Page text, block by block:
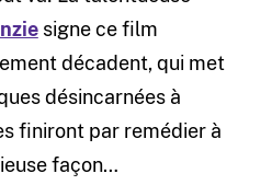
signe ce film
décadent, qui met
désincarnées à
finiront par remédier à
façon…